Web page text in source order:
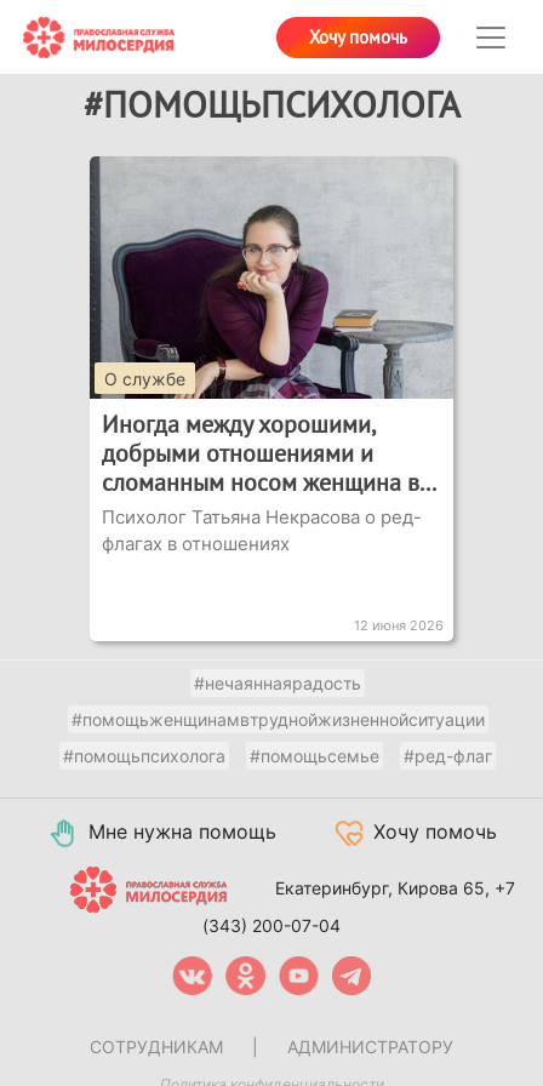
Хочу помочь
#ПОМОЩЬПСИХОЛОГА
О службе
Иногда между хорошими,
добрыми отношениями и
сломанным носом женщина в...
Психолог Татьяна Некрасова о ред-
флагах в отношениях
12 июня 2026
#нечаяннаярадость
#помощьженщинамвтруднойжизненнойситуации
#помощьпсихолога
#помощьсемье #ред-флаг
Мне нужна помощь Хочу помочь
Екатеринбург, Кирова 65, +7
(343) 200-07-04
СОТРУДНИКАМ АДМИНИСТРАТОРУ